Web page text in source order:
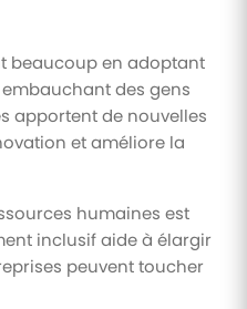
beaucoup en adoptant
des gens
apportent de nouvelles
et améliore la
humaines est
inclusif aide à élargir
peuvent toucher